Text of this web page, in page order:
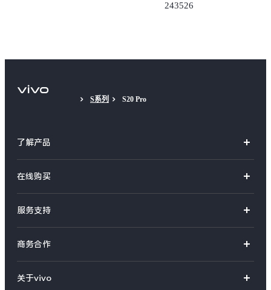
243526
S系列 S20 Pro
了解产品
S系列
Y系列
iQOO手机
在线购买
选购手机
选购配件
订单查询
服务支持
服务网点
查找手机
商务合作
关于vivo